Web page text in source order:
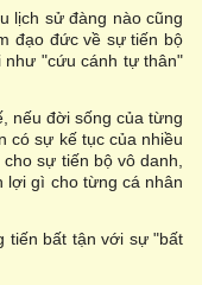
lịch sử đàng nào cũng
đạo đức về sự tiến bộ
như "cứu cánh tự thân"
nếu đời sống của từng
có sự kế tục của nhiều
sự tiến bộ vô danh,
lợi gì cho từng cá nhân
tiến bất tận với sự "bất